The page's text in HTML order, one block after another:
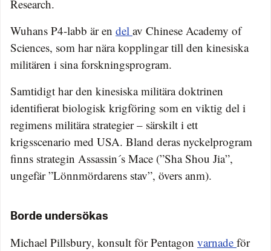
Research.
Wuhans P4-labb är en del av Chinese Academy of
Sciences, som har nära kopplingar till den kinesiska
militären i sina forskningsprogram.
Samtidigt har den kinesiska militära doktrinen
identifierat biologisk krigföring som en viktig del i
regimens militära strategier – särskilt i ett
krigsscenario med USA. Bland deras nyckelprogram
finns strategin Assassin´s Mace (”Sha Shou Jia”,
ungefär ”Lönnmördarens stav”, övers anm).
Borde undersökas
Michael Pillsbury, konsult för Pentagon varnade för